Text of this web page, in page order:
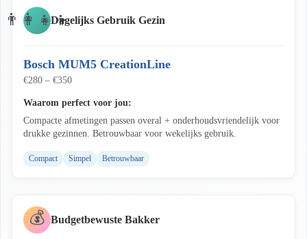
👨‍👩‍👧‍👦Dagelijks Gebruik Gezin
Bosch MUM5 CreationLine
€280 – €350
Waarom perfect voor jou:
Compacte afmetingen passen overal + onderhoudsvriendelijk voor
drukke gezinnen. Betrouwbaar voor wekelijks gebruik.
Compact Simpel Betrouwbaar
💰 Budgetbewuste Bakker